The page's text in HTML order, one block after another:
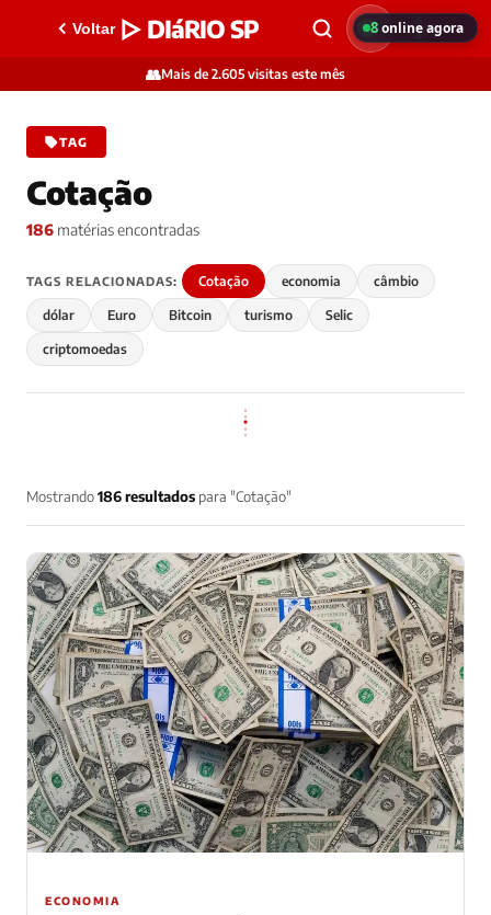
Voltar ▷ DIáRIO SP
👥Mais de 2.605 visitas este mês
TAG
Cotação
186 matérias encontradas
TAGS RELACIONADAS: Cotação economia câmbio
dólar Euro Bitcoin turismo Selic
criptomoedas
Mostrando186 resultados para "Cotação"
ECONOMIA
8online agora